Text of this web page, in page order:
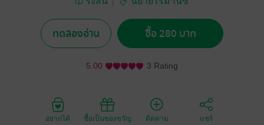
ทดลองอ่าน ซื้อ 280 บาท
5.00 3 Rating
อยากได้ ซื้อเป็นของขวัญ ติดตาม แชร์